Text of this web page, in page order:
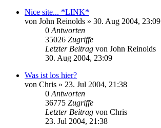
Nice site... *LINK*
von John Reinolds » 30. Aug 2004, 23:09
0 Antworten
35026 Zugriffe
Letzter Beitrag von John Reinolds
30. Aug 2004, 23:09
Was ist los hier?
von Chris » 23. Jul 2004, 21:38
0 Antworten
36775 Zugriffe
Letzter Beitrag von Chris
23. Jul 2004, 21:38